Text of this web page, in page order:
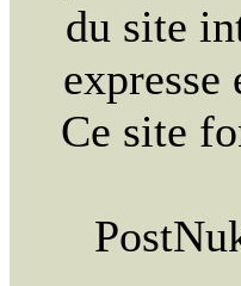
du site
Ce site